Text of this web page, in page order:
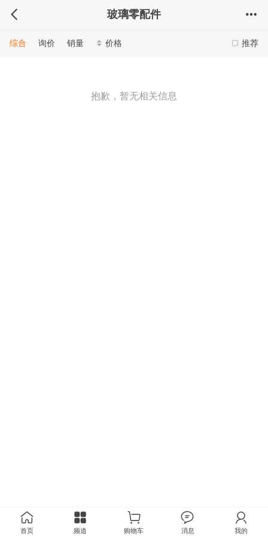
玻璃零配件
推荐
综合 询价 销量 价格
抱歉，暂无相关信息
首页 频道 购物车 消息 我的